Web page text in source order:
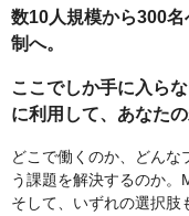
数10人規模から300
制へ。
ここでしか手に入ら
に利用して、あなた
どこで働くのか、どん
う課題を解決するのか。
そして、いずれの選択肢